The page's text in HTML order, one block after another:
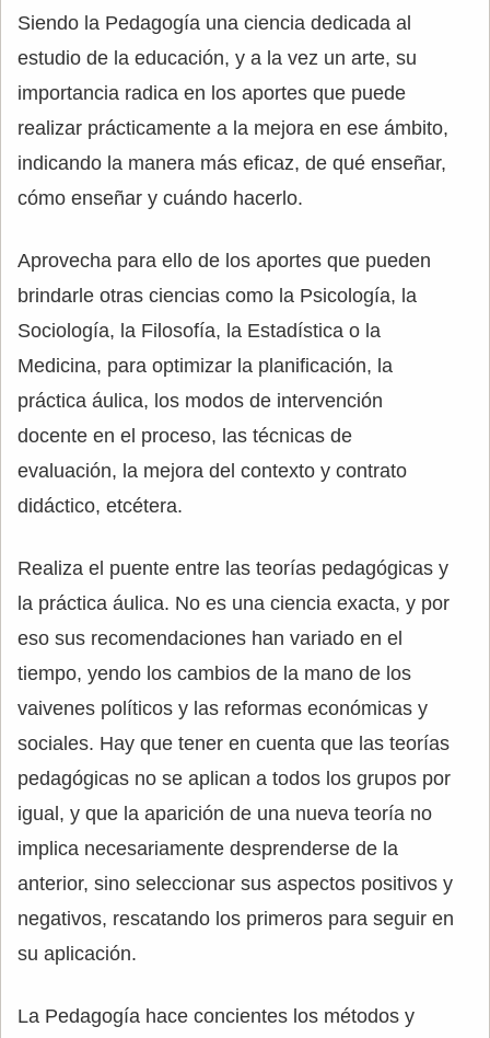
Siendo la Pedagogía una ciencia dedicada al
estudio de la educación, y a la vez un arte, su
importancia radica en los aportes que puede
realizar prácticamente a la mejora en ese ámbito,
indicando la manera más eficaz, de qué enseñar,
cómo enseñar y cuándo hacerlo.
Aprovecha para ello de los aportes que pueden
brindarle otras ciencias como la Psicología, la
Sociología, la Filosofía, la Estadística o la
Medicina, para optimizar la planificación, la
práctica áulica, los modos de intervención
docente en el proceso, las técnicas de
evaluación, la mejora del contexto y contrato
didáctico, etcétera.
Realiza el puente entre las teorías pedagógicas y
la práctica áulica. No es una ciencia exacta, y por
eso sus recomendaciones han variado en el
tiempo, yendo los cambios de la mano de los
vaivenes políticos y las reformas económicas y
sociales. Hay que tener en cuenta que las teorías
pedagógicas no se aplican a todos los grupos por
igual, y que la aparición de una nueva teoría no
implica necesariamente desprenderse de la
anterior, sino seleccionar sus aspectos positivos y
negativos, rescatando los primeros para seguir en
su aplicación.
La Pedagogía hace concientes los métodos y